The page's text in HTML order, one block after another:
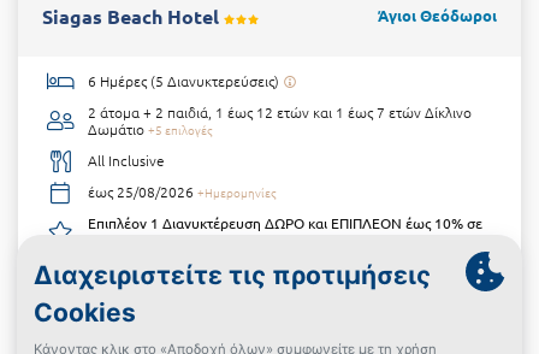
Siagas Beach Hotel Άγιοι Θεόδωροι
6 Ημέρες (5 Διανυκτερεύσεις)
2 άτομα + 2 παιδιά, 1 έως 12 ετών και 1 έως 7 ετώνΔίκλινο
Δωμάτιο +5 επιλογές
All Inclusive
έως 25/08/2026 +Ημερομηνίες
Επιπλέον 1 Διανυκτέρευση ΔΩΡΟ και ΕΠΙΠΛΕΟΝ έως 10% σε
€1.222
€678 Δες την προσφορά
Powered By